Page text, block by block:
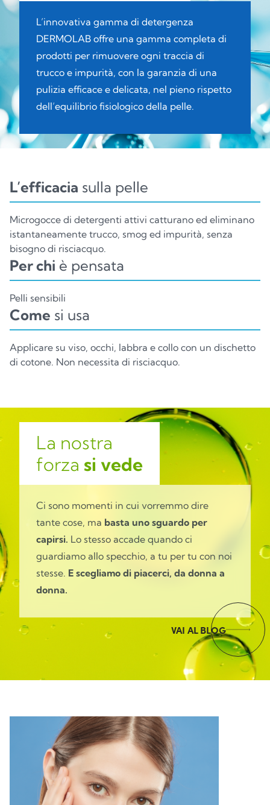
L’innovativa gamma di detergenza
DERMOLAB offre una gamma completa di
prodotti per rimuovere ogni traccia di
trucco e impurità, con la garanzia di una
pulizia efficace e delicata, nel pieno rispetto
dell’equilibrio fisiologico della pelle.
L’efficacia sulla pelle
Microgocce di detergenti attivi catturano ed eliminano
istantaneamente trucco, smog ed impurità, senza
bisogno di risciacquo.
Per chi è pensata
Pelli sensibili
Come si usa
Applicare su viso, occhi, labbra e collo con un dischetto
di cotone. Non necessita di risciacquo.
La nostra
forza si vede
Ci sono momenti in cui vorremmo dire
tante cose, ma basta uno sguardo per
capirsi. Lo stesso accade quando ci
guardiamo allo specchio, a tu per tu con noi
stesse. E scegliamo di piacerci, da donna a
donna.
VAI AL BLOG